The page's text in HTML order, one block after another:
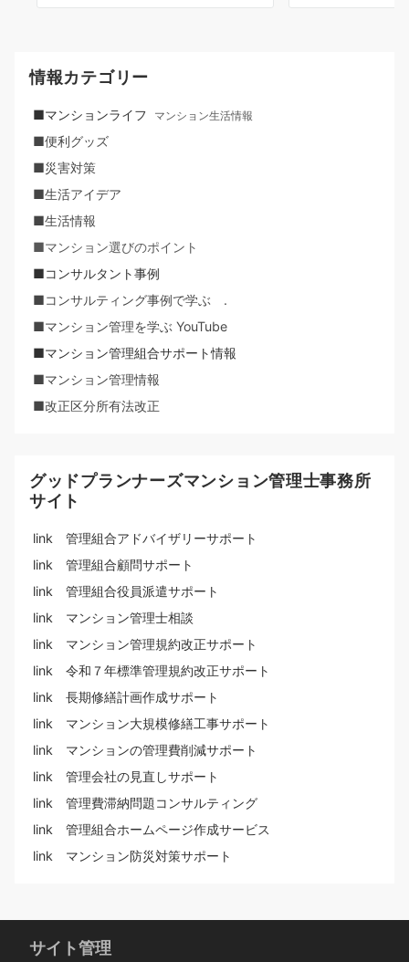
情報カテゴリー
■マンションライフ マンション生活情報
■便利グッズ
■災害対策
■生活アイデア
■生活情報
■マンション選びのポイント
■コンサルタント事例
■コンサルティング事例で学ぶ .
■マンション管理を学ぶ YouTube
■マンション管理組合サポート情報
■マンション管理情報
■改正区分所有法改正
グッドプランナーズマンション管理士事務所
サイト
link 管理組合アドバイザリーサポート
link 管理組合顧問サポート
link 管理組合役員派遣サポート
link マンション管理士相談
link マンション管理規約改正サポート
link 令和７年標準管理規約改正サポート
link 長期修繕計画作成サポート
link マンション大規模修繕工事サポート
link マンションの管理費削減サポート
link 管理会社の見直しサポート
link 管理費滞納問題コンサルティング
link 管理組合ホームページ作成サービス
link マンション防災対策サポート
サイト管理